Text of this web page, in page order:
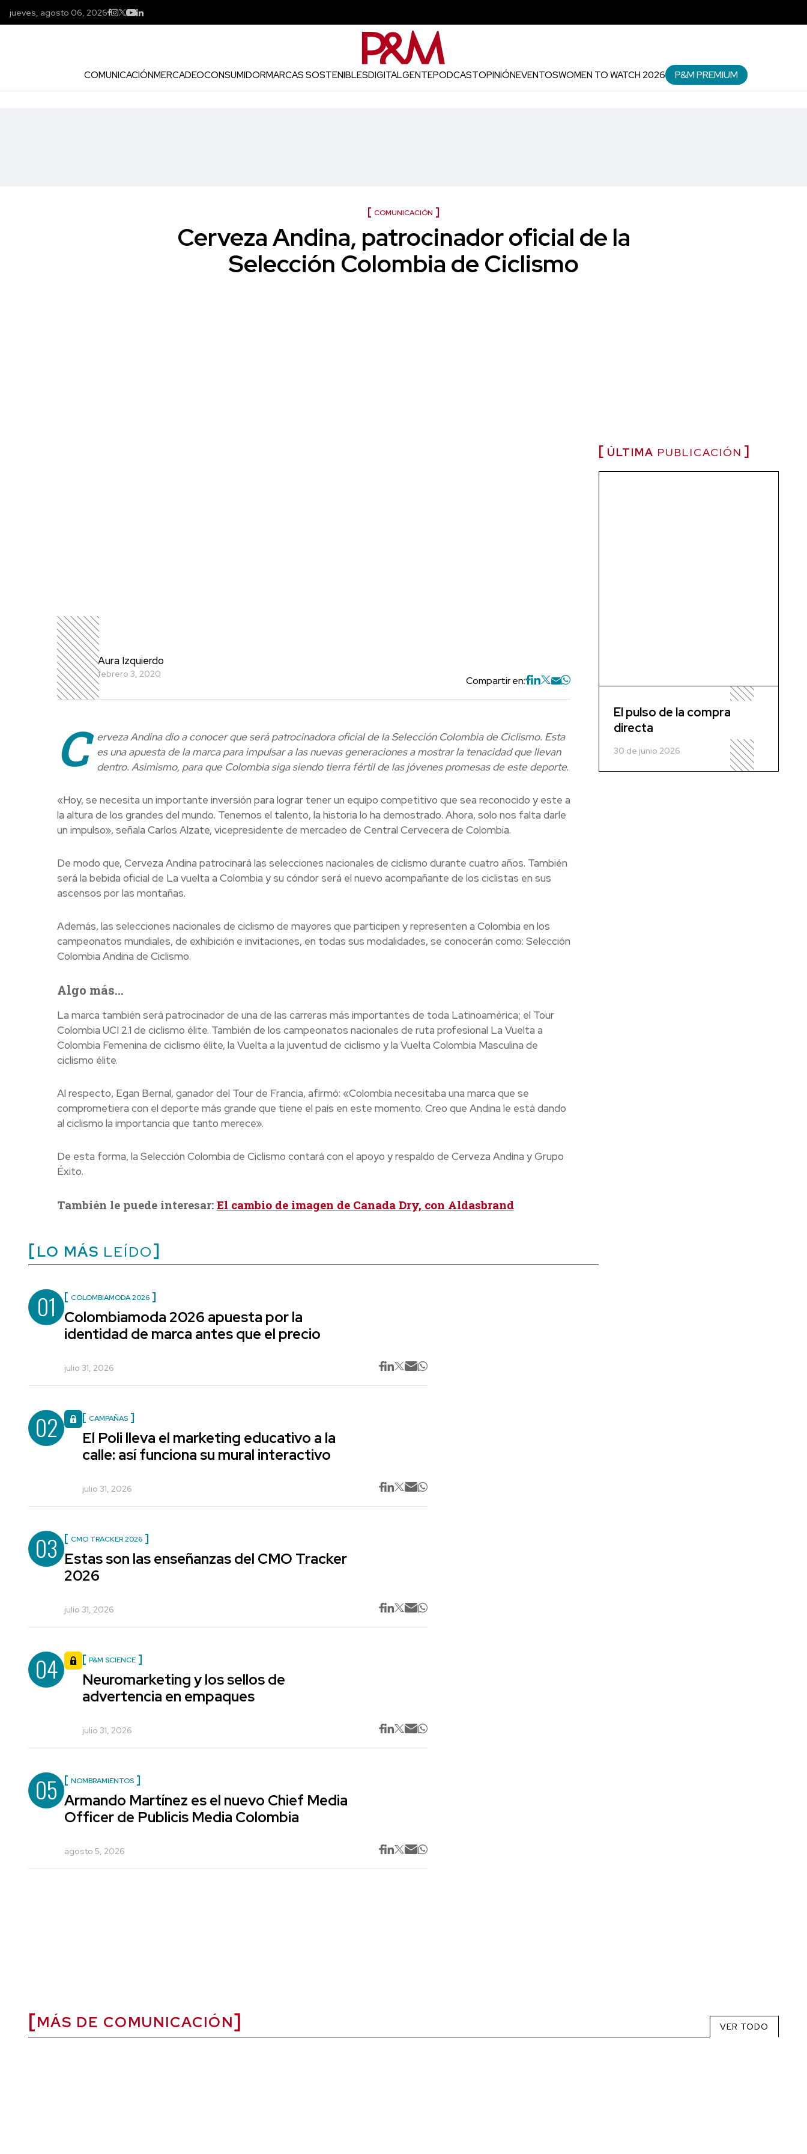
jueves, agosto 06, 2026
COMUNICACIÓNMERCADEOCONSUMIDORMARCAS SOSTENIBLESDIGITALGENTEPODCASTOPINIÓNEVENTOSWOMEN TO WATCH 2026 P&M PREMIUM
COMUNICACIÓN
Cerveza Andina, patrocinador oficial de la
Selección Colombia de Ciclismo
Aura Izquierdo
febrero 3, 2020
Compartir en:
C erveza Andina dio a conocer que será patrocinadora oficial de la Selección Colombia de Ciclismo. Esta
es una apuesta de la marca para impulsar a las nuevas generaciones a mostrar la tenacidad que llevan
dentro. Asimismo, para que Colombia siga siendo tierra fértil de las jóvenes promesas de este deporte.
«Hoy, se necesita un importante inversión para lograr tener un equipo competitivo que sea reconocido y este a
la altura de los grandes del mundo. Tenemos el talento, la historia lo ha demostrado. Ahora, solo nos falta darle
un impulso», señala Carlos Alzate, vicepresidente de mercadeo de Central Cervecera de Colombia.
De modo que, Cerveza Andina patrocinará las selecciones nacionales de ciclismo durante cuatro años. También
será la bebida oficial de La vuelta a Colombia y su cóndor será el nuevo acompañante de los ciclistas en sus
ascensos por las montañas.
Además, las selecciones nacionales de ciclismo de mayores que participen y representen a Colombia en los
campeonatos mundiales, de exhibición e invitaciones, en todas sus modalidades, se conocerán como: Selección
Colombia Andina de Ciclismo.
Algo más…
La marca también será patrocinador de una de las carreras más importantes de toda Latinoamérica; el Tour
Colombia UCI 2.1 de ciclismo élite. También de los campeonatos nacionales de ruta profesional La Vuelta a
Colombia Femenina de ciclismo élite, la Vuelta a la juventud de ciclismo y la Vuelta Colombia Masculina de
ciclismo élite.
Al respecto, Egan Bernal, ganador del Tour de Francia, afirmó: «Colombia necesitaba una marca que se
comprometiera con el deporte más grande que tiene el país en este momento. Creo que Andina le está dando
al ciclismo la importancia que tanto merece».
De esta forma, la Selección Colombia de Ciclismo contará con el apoyo y respaldo de Cerveza Andina y Grupo
Éxito.
También le puede interesar: El cambio de imagen de Canada Dry, con Aldasbrand
LO MÁS LEÍDO
01 COLOMBIAMODA 2026
Colombiamoda 2026 apuesta por la
identidad de marca antes que el precio
julio 31, 2026
02 CAMPAÑAS
El Poli lleva el marketing educativo a la
calle: así funciona su mural interactivo
julio 31, 2026
03 CMO TRACKER 2026
Estas son las enseñanzas del CMO Tracker
2026
julio 31, 2026
04 P&M SCIENCE
Neuromarketing y los sellos de
advertencia en empaques
julio 31, 2026
05 NOMBRAMIENTOS
Armando Martínez es el nuevo Chief Media
Officer de Publicis Media Colombia
agosto 5, 2026
ÚLTIMA PUBLICACIÓN
El pulso de la compra
directa
30 de junio 2026
MÁS DE COMUNICACIÓN VER TODO